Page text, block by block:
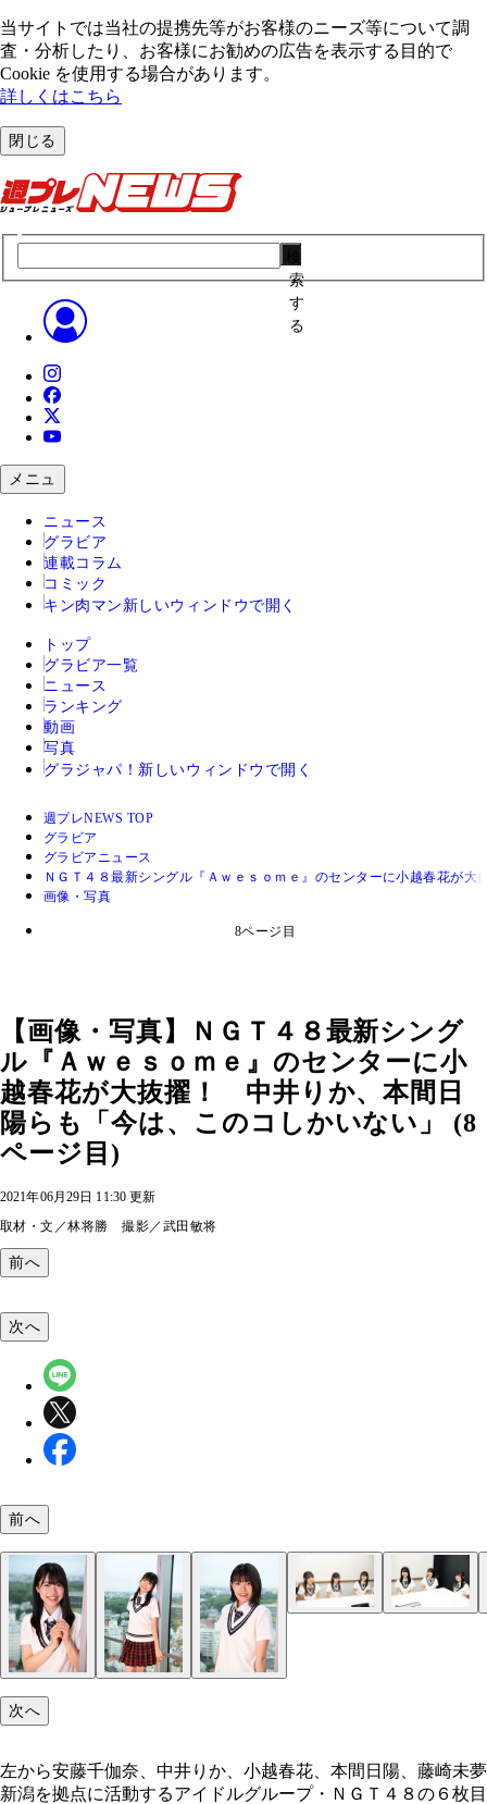
当サイトでは当社の提携先等がお客様のニーズ等について調
査・分析したり、お客様にお勧めの広告を表⽰する⽬的で
Cookie を使⽤する場合があります。
詳しくはこちら
閉じる
索
す
る
メニュ
ニュース
グラビア
連載コラム
コミック
キン肉マン 新しいウィンドウで開く
トップ
グラビア一覧
ニュース
ランキング
動画
写真
グラジャパ！ 新しいウィンドウで開く
週プレNEWS TOP
グラビア
グラビアニュース
ＮＧＴ４８最新シングル『Ａｗｅｓｏｍｅ』のセンターに小越春花が
画像・写真
8ページ目
【画像・写真】ＮＧＴ４８最新シング
ル『Ａｗｅｓｏｍｅ』のセンターに小
越春花が大抜擢！ 中井りか、本間日
陽らも「今は、このコしかいない」 (8
ページ目)
2021年06月29日 11:30 更新
取材・文／林将勝 撮影／武田敏将
前へ
次へ
前へ
次へ
左から安藤千伽奈、中井りか、小越春花、本間日陽、藤崎未夢
新潟を拠点に活動するアイドルグループ・ＮＧＴ４８の６枚目